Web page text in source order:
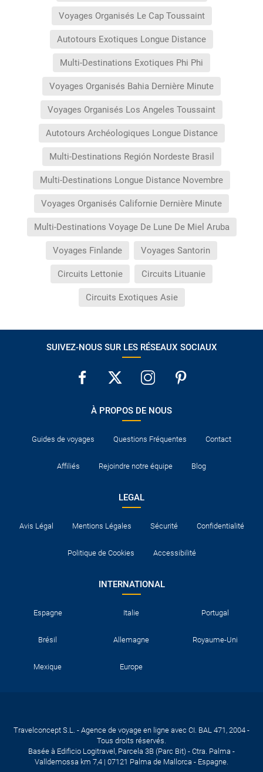
Voyages Organisés Le Cap Toussaint
Autotours Exotiques Longue Distance
Multi-Destinations Exotiques Phi Phi
Voyages Organisés Bahia Dernière Minute
Voyages Organisés Los Angeles Toussaint
Autotours Archéologiques Longue Distance
Multi-Destinations Región Nordeste Brasil
Multi-Destinations Longue Distance Novembre
Voyages Organisés Californie Dernière Minute
Multi-Destinations Voyage De Lune De Miel Aruba
Voyages Finlande Voyages Santorin
Circuits Lettonie Circuits Lituanie
Circuits Exotiques Asie
SUIVEZ-NOUS SUR LES RÉSEAUX SOCIAUX
À PROPOS DE NOUS
Guides de voyages Questions Fréquentes Contact
Affiliés Rejoindre notre équipe Blog
LEGAL
Avis Légal Mentions Légales Sécurité Confidentialité
Politique de Cookies Accessibilité
INTERNATIONAL
Espagne Italie Portugal
Brésil Allemagne Royaume-Uni
Mexique Europe
Travelconcept S.L. - Agence de voyage en ligne avec CI. BAL 471, 2004 -
Tous droits réservés.
Basée à Edificio Logitravel, Parcela 3B (Parc Bit) - Ctra. Palma -
Valldemossa km 7,4 | 07121 Palma de Mallorca - Espagne.